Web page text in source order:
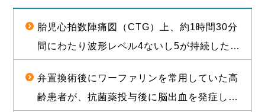
胎児心拍数陣痛図（CTG）上、約1時間30分
間にわたり波形レベル4ないし5が持続した後
について、1億2000万円（産科医療補償制度
補償金既払金を含む）で訴訟上の和解が成立
弁置換術後にワーファリンを常用していた高
齢患者が、抗菌薬投与後に脳出血を発症し常